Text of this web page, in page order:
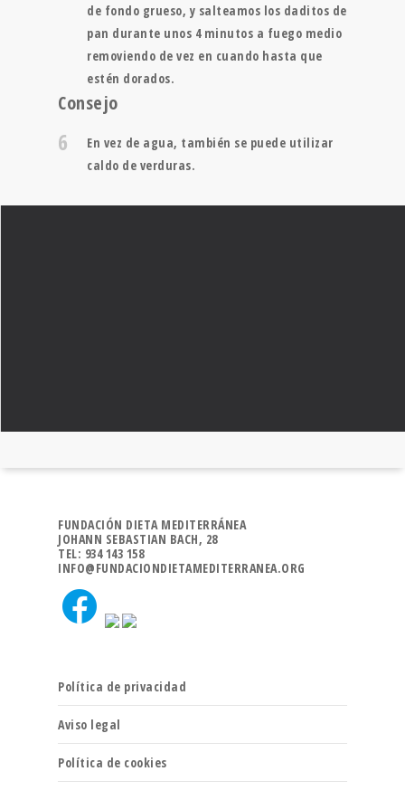
de fondo grueso, y salteamos los daditos de
pan durante unos 4 minutos a fuego medio
removiendo de vez en cuando hasta que
estén dorados.
Consejo
6
En vez de agua, también se puede utilizar
caldo de verduras.
FUNDACIÓN DIETA MEDITERRÁNEA
JOHANN SEBASTIAN BACH, 28
TEL: 934 143 158
INFO@FUNDACIONDIETAMEDITERRANEA.ORG
Política de privacidad
Aviso legal
Política de cookies